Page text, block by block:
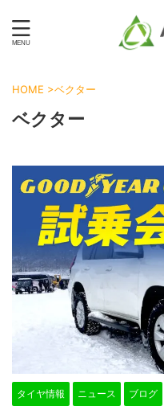
HOME >ベクター
ベクター
タイヤ情報 ニュース ブログ